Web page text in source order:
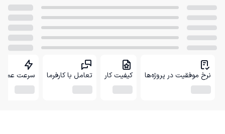
نرخ موفقیت در پروژه‌ها کیفیت کار تعامل با کارفرما سرعت عمل